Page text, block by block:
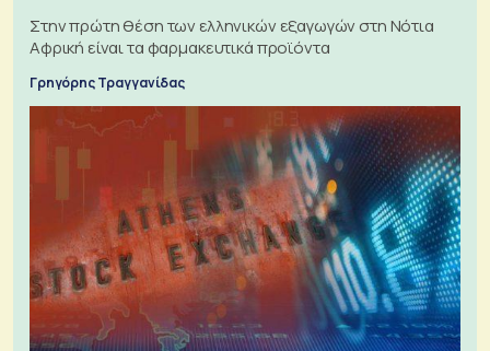
Στην πρώτη θέση των ελληνικών εξαγωγών στη Νότια
Αφρική είναι τα φαρμακευτικά προϊόντα
Γρηγόρης Τραγγανίδας